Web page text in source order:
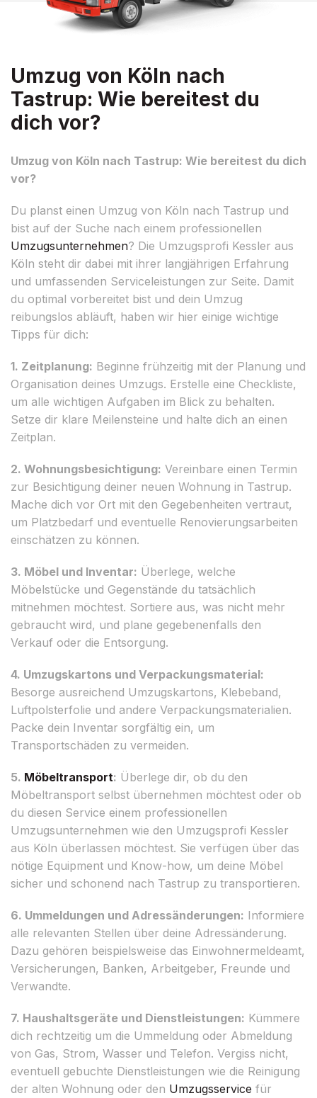
Umzug von Köln nach
Tastrup: Wie bereitest du
dich vor?
Umzug von Köln nach Tastrup: Wie bereitest du dich
vor?
Du planst einen Umzug von Köln nach Tastrup und
bist auf der Suche nach einem professionellen
Umzugsunternehmen? Die Umzugsprofi Kessler aus
Köln steht dir dabei mit ihrer langjährigen Erfahrung
und umfassenden Serviceleistungen zur Seite. Damit
du optimal vorbereitet bist und dein Umzug
reibungslos abläuft, haben wir hier einige wichtige
Tipps für dich:
1. Zeitplanung: Beginne frühzeitig mit der Planung und
Organisation deines Umzugs. Erstelle eine Checkliste,
um alle wichtigen Aufgaben im Blick zu behalten.
Setze dir klare Meilensteine und halte dich an einen
Zeitplan.
2. Wohnungsbesichtigung: Vereinbare einen Termin
zur Besichtigung deiner neuen Wohnung in Tastrup.
Mache dich vor Ort mit den Gegebenheiten vertraut,
um Platzbedarf und eventuelle Renovierungsarbeiten
einschätzen zu können.
3. Möbel und Inventar: Überlege, welche
Möbelstücke und Gegenstände du tatsächlich
mitnehmen möchtest. Sortiere aus, was nicht mehr
gebraucht wird, und plane gegebenenfalls den
Verkauf oder die Entsorgung.
4. Umzugskartons und Verpackungsmaterial:
Besorge ausreichend Umzugskartons, Klebeband,
Luftpolsterfolie und andere Verpackungsmaterialien.
Packe dein Inventar sorgfältig ein, um
Transportschäden zu vermeiden.
5. Möbeltransport: Überlege dir, ob du den
Möbeltransport selbst übernehmen möchtest oder ob
du diesen Service einem professionellen
Umzugsunternehmen wie den Umzugsprofi Kessler
aus Köln überlassen möchtest. Sie verfügen über das
nötige Equipment und Know-how, um deine Möbel
sicher und schonend nach Tastrup zu transportieren.
6. Ummeldungen und Adressänderungen: Informiere
alle relevanten Stellen über deine Adressänderung.
Dazu gehören beispielsweise das Einwohnermeldeamt,
Versicherungen, Banken, Arbeitgeber, Freunde und
Verwandte.
7. Haushaltsgeräte und Dienstleistungen: Kümmere
dich rechtzeitig um die Ummeldung oder Abmeldung
von Gas, Strom, Wasser und Telefon. Vergiss nicht,
eventuell gebuchte Dienstleistungen wie die Reinigung
der alten Wohnung oder den Umzugsservice für